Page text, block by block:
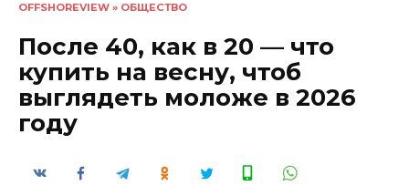
OFFSHOREVIEW » ОБЩЕСТВО
После 40, как в 20 — что
купить на весну, чтоб
выглядеть моложе в 2026
году